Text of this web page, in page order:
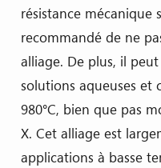
résistance mécanique
recommandé de ne
alliage. De plus, il
solutions aqueuses et
980°C, bien que pas
X. Cet alliage est
applications à basse